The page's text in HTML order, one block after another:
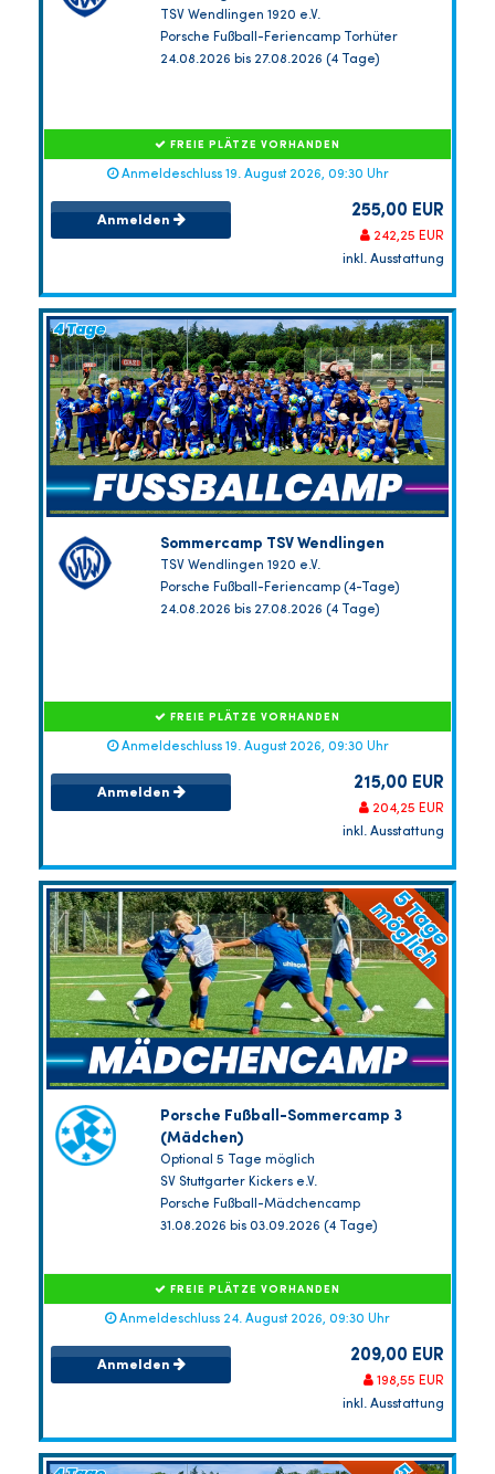
TSV Wendlingen 1920 e.V.
Porsche Fußball-Feriencamp Torhüter
24.08.2026 bis 27.08.2026 (4 Tage)
FREIE PLÄTZE VORHANDEN
Anmeldeschluss 19. August 2026, 09:30 Uhr
Anmelden 255,00 EUR
242,25 EUR
inkl. Ausstattung
Sommercamp TSV Wendlingen
TSV Wendlingen 1920 e.V.
Porsche Fußball-Feriencamp (4-Tage)
24.08.2026 bis 27.08.2026 (4 Tage)
FREIE PLÄTZE VORHANDEN
Anmeldeschluss 19. August 2026, 09:30 Uhr
Anmelden 215,00 EUR
204,25 EUR
inkl. Ausstattung
Porsche Fußball-Sommercamp 3
(Mädchen)
Optional 5 Tage möglich
SV Stuttgarter Kickers e.V.
Porsche Fußball-Mädchencamp
31.08.2026 bis 03.09.2026 (4 Tage)
FREIE PLÄTZE VORHANDEN
Anmeldeschluss 24. August 2026, 09:30 Uhr
Anmelden 209,00 EUR
198,55 EUR
inkl. Ausstattung